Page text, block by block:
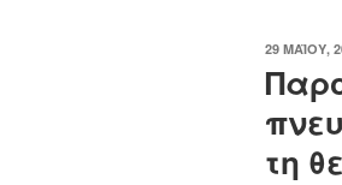
29 ΜΑΪ́ΟΥ,
τη